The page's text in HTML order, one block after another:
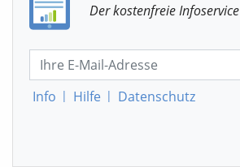
Der kostenfreie Infoservice
Info | Hilfe | Datenschutz